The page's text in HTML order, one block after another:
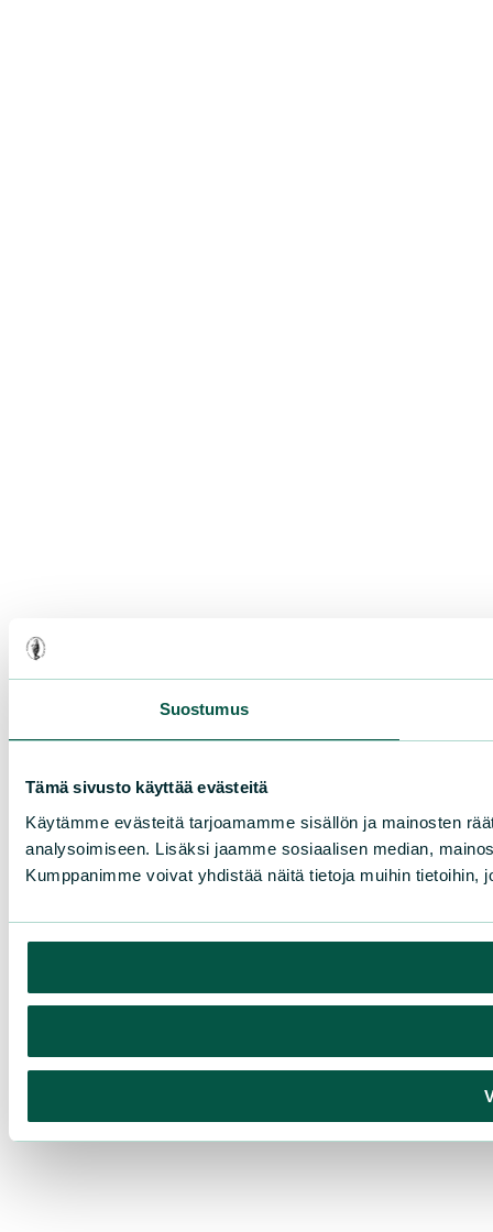
Suostumus
Tämä sivusto käyttää evästeitä
Käytämme evästeitä tarjoamamme sisällön ja mainosten
analysoimiseen. Lisäksi jaamme sosiaalisen median,
Kumppanimme voivat yhdistää näitä tietoja muihin tietoihin,